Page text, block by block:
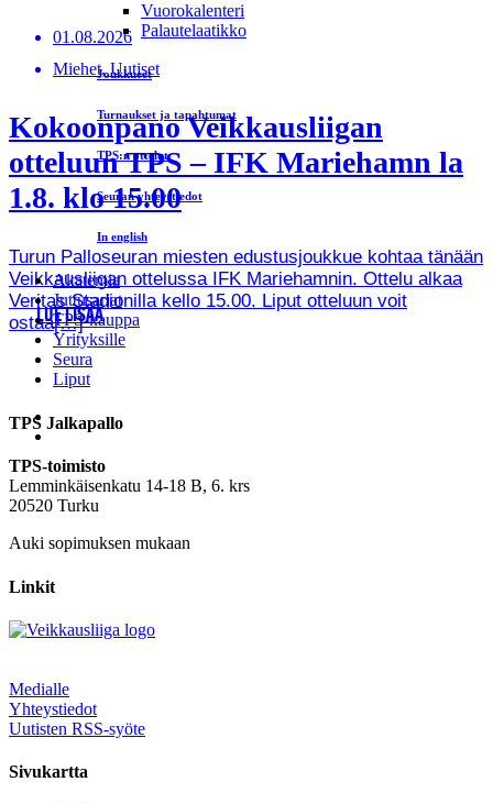
Vuorokalenteri
Palautelaatikko
Joukkueet
Turnaukset ja tapahtumat
TPS:n ottelut
Seuran yhteystiedot
In english
Akatemia
Juttusarjat
TPS-kauppa
Yrityksille
Seura
Liput
01.08.2026
Miehet, Uutiset
Kokoonpano Veikkausliigan
otteluun TPS – IFK Mariehamn la
1.8. klo 15.00
Turun Palloseuran miesten edustusjoukkue kohtaa tänään
Veikkausliigan ottelussa IFK Mariehamnin. Ottelu alkaa
Veritas Stadionilla kello 15.00. Liput otteluun voit
ostaa[…]
LUE LISÄÄ
TPS Jalkapallo
TPS-toimisto
Lemminkäisenkatu 14-18 B, 6. krs
20520 Turku
Auki sopimuksen mukaan
Linkit
Medialle
Yhteystiedot
Uutisten RSS-syöte
Sivukartta